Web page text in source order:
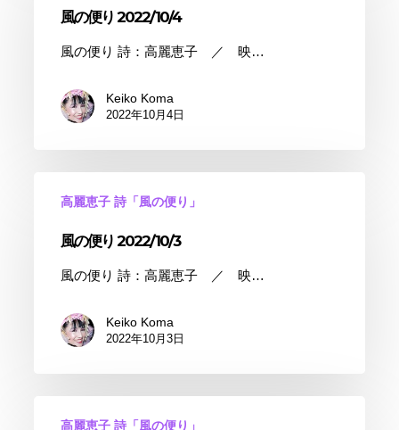
風の便り 2022/10/4
風の便り 詩：高麗恵子 ／ 映…
Keiko Koma
2022年10月4日
高麗恵子 詩「風の便り」
風の便り 2022/10/3
風の便り 詩：高麗恵子 ／ 映…
Keiko Koma
2022年10月3日
高麗恵子 詩「風の便り」